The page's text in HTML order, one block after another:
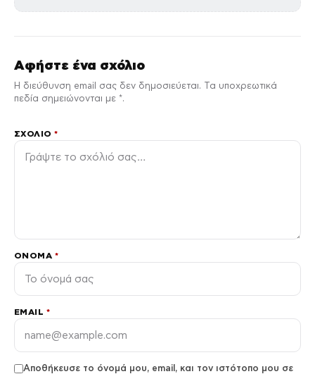
Αφήστε ένα σχόλιο
Η διεύθυνση email σας δεν δημοσιεύεται. Τα υποχρεωτικά
πεδία σημειώνονται με *.
ΣΧΌΛΙΟ*
ΌΝΟΜΑ *
EMAIL *
Αποθήκευσε το όνομά μου, email, και τον ιστότοπο μου σε